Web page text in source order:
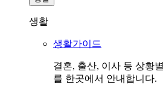
생활
생활가이드
결혼, 출산, 이사 등 상황
를 한곳에서 안내합니다.